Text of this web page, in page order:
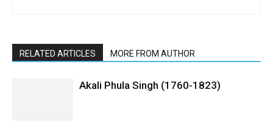
RELATED ARTICLES MORE FROM AUTHOR
Akali Phula Singh (1760-1823)